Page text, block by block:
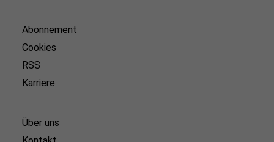
Abonnement
Cookies
RSS
Karriere
Über uns